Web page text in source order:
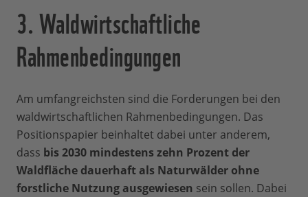
3. Waldwirtschaftliche
Rahmenbedingungen
Am umfangreichsten sind die Forderungen bei den
waldwirtschaftlichen Rahmenbedingungen. Das
Positionspapier beinhaltet dabei unter anderem,
dass bis 2030 mindestens zehn Prozent der
Waldfläche dauerhaft als Naturwälder ohne
forstliche Nutzung ausgewiesen sein sollen. Dabei